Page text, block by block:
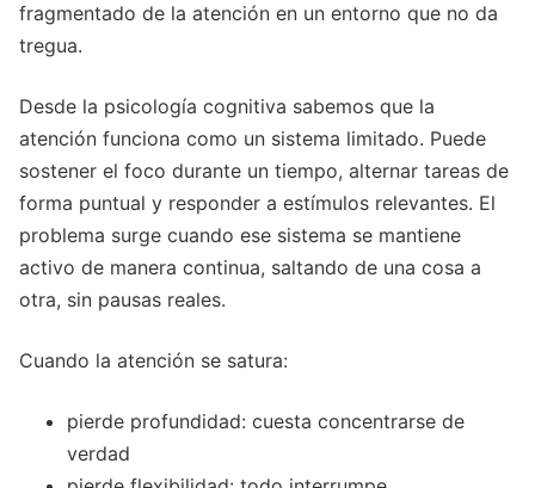
fragmentado de la atención en un entorno que no da
tregua.
Desde la psicología cognitiva sabemos que la
atención funciona como un sistema limitado. Puede
sostener el foco durante un tiempo, alternar tareas de
forma puntual y responder a estímulos relevantes. El
problema surge cuando ese sistema se mantiene
activo de manera continua, saltando de una cosa a
otra, sin pausas reales.
Cuando la atención se satura:
pierde profundidad: cuesta concentrarse de
verdad